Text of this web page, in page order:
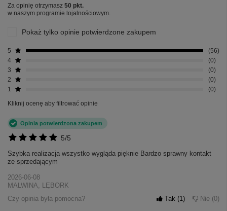
Za opinię otrzymasz 50 pkt.
w naszym programie lojalnościowym.
Pokaż tylko opinie potwierdzone zakupem
5
56
4
0
3
0
2
0
1
0
Kliknij ocenę aby filtrować opinie
5/5
Opinia potwierdzona zakupem
Szybka realizacja wszystko wygląda pięknie Bardzo sprawny kontakt
ze sprzedającym
2026-06-08
MALWINA, LĘBORK
Czy opinia była pomocna?
Tak 1 Nie 0